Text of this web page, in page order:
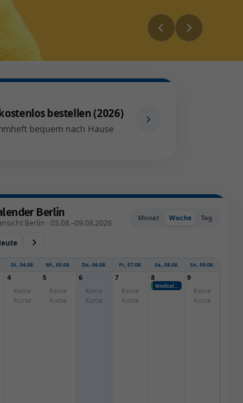
bestellen (2026)
bequem nach Hause
Berlin
Berlin · 03.08.–09.08.2026
Monat Woche Tag
Di., 04.08.
4
Keine
Kurse
Mi., 05.08.
5
Keine
Kurse
Do., 06.08.
6
Keine
Kurse
Fr., 07.08.
7
Keine
Kurse
Sa., 08.08.
8
So., 09.08.
9
Keine
Kurse